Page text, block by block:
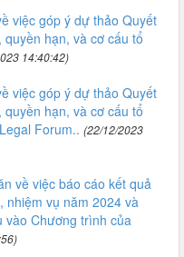
việc góp ý dự thảo Quyết
hạn, và cơ cấu tổ
14:40:42)
việc góp ý dự thảo Quyết
hạn, và cơ cấu tổ
Forum.. (22/12/2023
về việc báo cáo kết quả
nhiệm vụ năm 2024 và
vào Chương trình của